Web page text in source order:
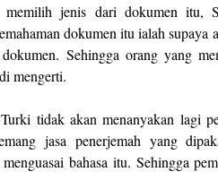
memilih jenis dari dokumen itu,
dokumen itu ialah supaya
Sehingga orang yang
mengerti.
tidak akan menanyakan lagi
jasa penerjemah yang
bahasa itu. Sehingga